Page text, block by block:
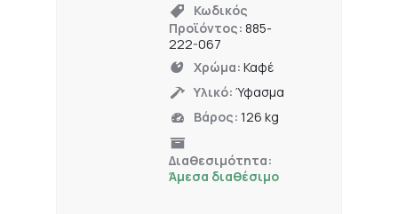
Κωδικός
Προϊόντος:885-
222-067
Χρώμα:Καφέ
Υλικό:Ύφασμα
Βάρος:126 kg
Διαθεσιμότητα:
Άμεσα διαθέσιμο